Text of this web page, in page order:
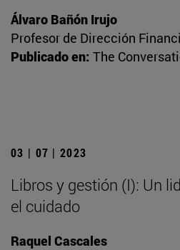
Álvaro Bañón Irujo
Profesor de Dirección
Publicado en: The
03 | 07 | 2023
Libros y gestión (I): Un
el cuidado
Raquel Cascales